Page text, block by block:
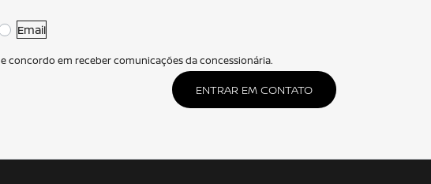
Email
e concordo em receber comunicações da concessionária.
ENTRAR EM CONTATO